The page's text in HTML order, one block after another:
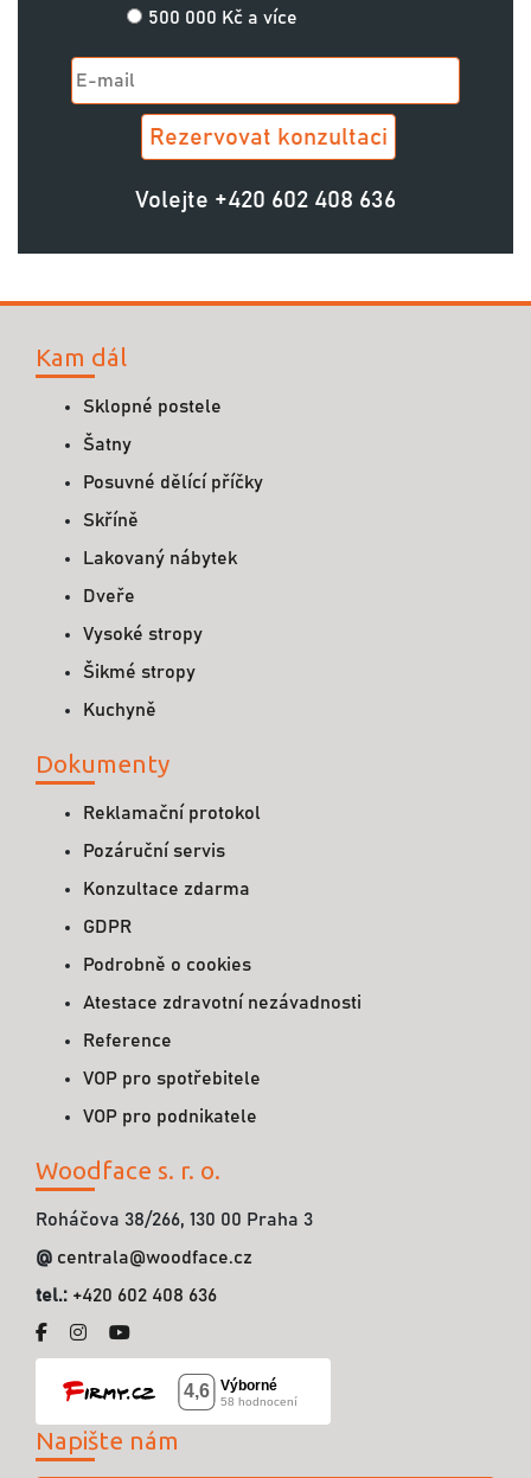
500 000 Kč a více
Volejte +420 602 408 636
Kam dál
Sklopné postele
Šatny
Posuvné dělící příčky
Skříně
Lakovaný nábytek
Dveře
Vysoké stropy
Šikmé stropy
Kuchyně
Dokumenty
Reklamační protokol
Pozáruční servis
Konzultace zdarma
GDPR
Podrobně o cookies
Atestace zdravotní nezávadnosti
Reference
VOP pro spotřebitele
VOP pro podnikatele
Woodface s. r. o.
Roháčova 38/266, 130 00 Praha 3
@ centrala@woodface.cz
tel.: +420 602 408 636
Napište nám